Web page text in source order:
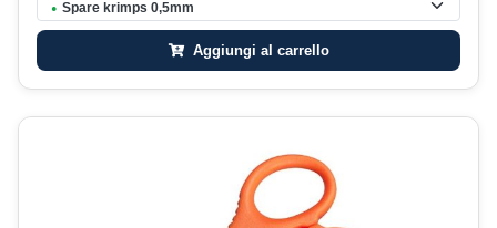
● Spare krimps 0,5mm
Aggiungi al carrello